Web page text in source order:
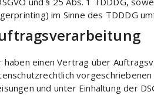
im Sinne des TDDDG
haben einen Vertrag über
und unter Einhaltung der